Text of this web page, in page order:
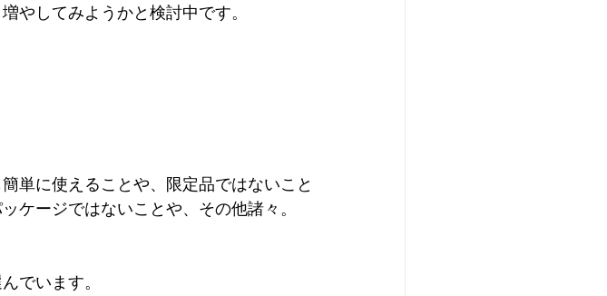
やしてみようかと検討中です。
単に使えることや、限定品ではないこと
ケージではないことや、その他諸々。
でいます。